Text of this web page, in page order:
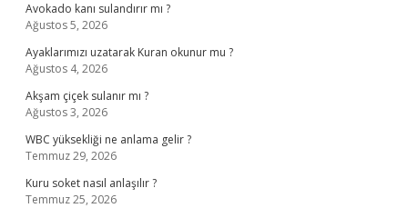
Avokado kanı sulandırır mı ?
Ağustos 5, 2026
Ayaklarımızı uzatarak Kuran okunur mu ?
Ağustos 4, 2026
Akşam çiçek sulanır mı ?
Ağustos 3, 2026
WBC yüksekliği ne anlama gelir ?
Temmuz 29, 2026
Kuru soket nasıl anlaşılır ?
Temmuz 25, 2026